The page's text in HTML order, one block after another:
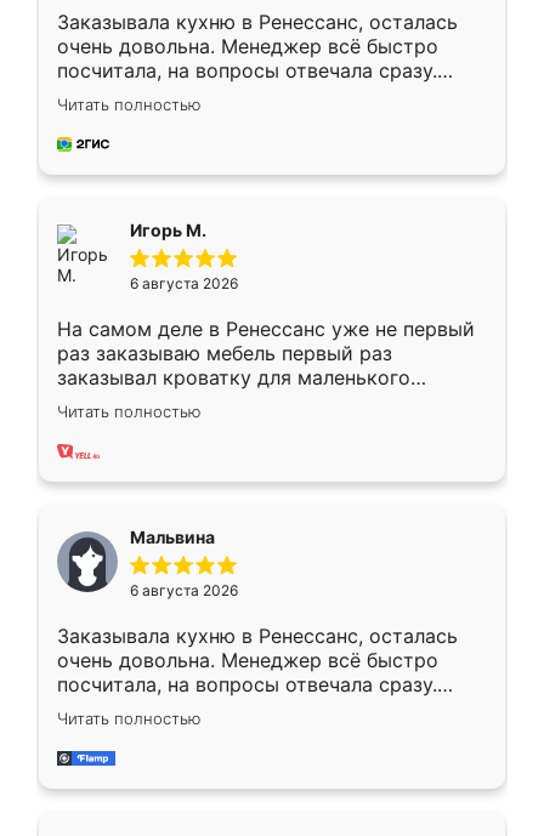
Заказывала кухню в Ренессанс, осталась
очень довольна. Менеджер всё быстро
посчитала, на вопросы отвечала сразу.
Замерщик приехал в субботу, подошёл к
делу со всей ответственностью. Собрали
за день, ребята работали аккуратно, даже
Читать полностью
Игорь М.
6 августа 2026
На самом деле в Ренессанс уже не первый
раз заказываю мебель первый раз
заказывал кроватку для маленького
ребёнка при его рождении ,во второй раз
заказал шкаф-купе. По качеству очень
хорошее сборка достаточно быстрая,
меньше, здесь же он более разнообразный.
Мне нравится ,если что-то потребуется из
мебели буду заказывать только здесь.
Читать полностью
Мальвина
6 августа 2026
Заказывала кухню в Ренессанс, осталась
очень довольна. Менеджер всё быстро
посчитала, на вопросы отвечала сразу.
Замерщик приехал в субботу, подошёл к
делу со всей ответственностью. Собрали
за день, ребята работали аккуратно, даже
Читать полностью